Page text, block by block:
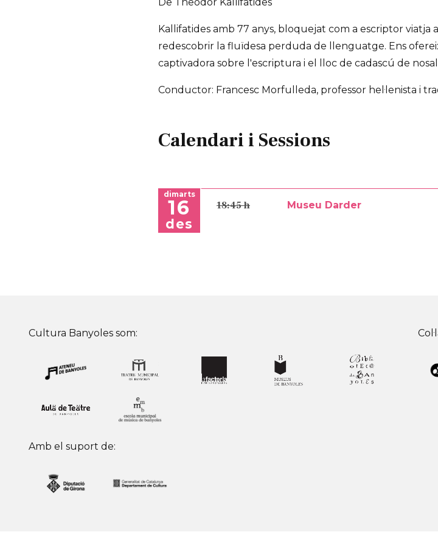
Kallifatides amb 77 anys, bloquejat com a escriptor viatja
redescobrir la fluïdesa perduda de llenguatge. Ens
captivadora sobre l'escriptura i el lloc de cadascú de
Conductor: Francesc Morfulleda, professor hel·lenista i
Calendari i Sessions
dimarts
16
des
18:45 h Museu Darder
Cultura Banyoles som:
Amb el suport de: